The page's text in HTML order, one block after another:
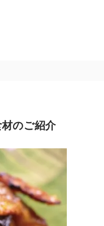
材のご紹介